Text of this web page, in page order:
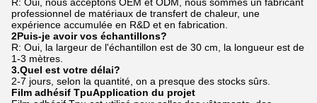
professionnel de matériaux de transfert de chaleur, une
expérience accumulée en R&D et en fabrication.
2Puis-je avoir vos échantillons?
R: Oui, la largeur de l'échantillon est de 30 cm, la longueur est de
1-3 mètres.
3.Quel est votre délai?
2-7 jours, selon la quantité, on a presque des stocks sûrs.
Film adhésif TpuApplication du projet